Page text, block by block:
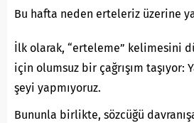
Bu hafta neden erteleriz üzerine
İlk olarak, “erteleme” kelimesini
için olumsuz bir çağrışım taşıyor:
şeyi yapmıyoruz.
Bununla birlikte, sözcüğü